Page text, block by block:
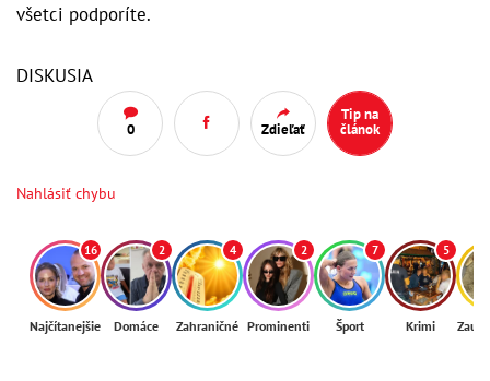
všetci podporíte.
DISKUSIA
0 Zdieľať
Tip na
článok
Nahlásiť chybu
16
Najčítanejšie
2
Domáce
4
Zahraničné
2
Prominenti
7
Šport
5
Krimi